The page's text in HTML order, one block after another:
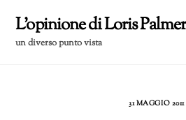
content
L'opinione di Loris
un diverso punto vista
31 MAGGIO 2011